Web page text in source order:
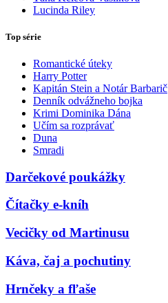
Lucinda Riley
Top série
Romantické úteky
Harry Potter
Kapitán Stein a Notár Barbarič
Denník odvážneho bojka
Krimi Dominika Dána
Učím sa rozprávať
Duna
Smradi
Darčekové poukážky
Čítačky e-kníh
Vecičky od Martinusu
Káva, čaj a pochutiny
Hrnčeky a fľaše